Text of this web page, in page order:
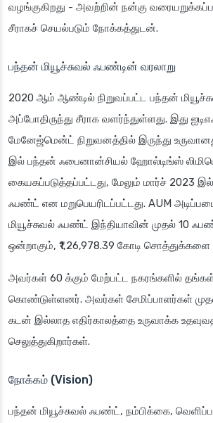
வழங்குகிறது - அவற்றின் நன்கு
சீராகச் செயல்படும் நோக்கத்துடன்.
பந்தன் மியூச்சுவல் ஃபண்டின் வரலாறு
2020 ஆம் ஆண்டில் நிறுவப்பட்ட பந்தன்
அப்போதிருந்து சீராக வளர்ந்துள்ளது. இது
மேனேஜ்மென்ட் நிறுவனத்தில் இருந்து
இல் பந்தன் ஃபைனான்சியல் ஹோல்டிங்ஸ்
கையகப்படுத்தப்பட்டது, மேலும் மார்ச் 2023
ஃபண்ட் என மறுபெயரிடப்பட்டது. AUM
மியூச்சுவல் ஃபண்ட் இந்தியாவின் முதல் 10
ஒன்றாகும், ₹1,26,978.39 கோடி சொத்துக்களை
அவர்கள் 60 க்கும் மேற்பட்ட நகரங்களில்
கொண்டுள்ளனர். அவர்கள் சேமிப்பாளர்கள்
கடன் இல்லாத எதிர்காலத்தை உருவாக்க
செலுத்துகிறார்கள்.
நோக்கம் (Vision)
பந்தன் மியூச்சுவல் ஃபண்ட், நம்பிக்கை,